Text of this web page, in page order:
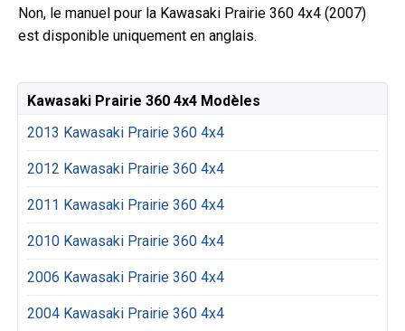
Non, le manuel pour la Kawasaki Prairie 360 4x4 (2007)
est disponible uniquement en anglais.
Kawasaki Prairie 360 4x4 Modèles
2013 Kawasaki Prairie 360 4x4
2012 Kawasaki Prairie 360 4x4
2011 Kawasaki Prairie 360 4x4
2010 Kawasaki Prairie 360 4x4
2006 Kawasaki Prairie 360 4x4
2004 Kawasaki Prairie 360 4x4